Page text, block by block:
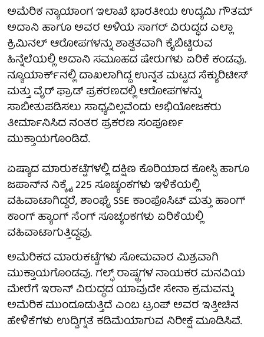
ಅಮೆರಿಕ ನ್ಯಾಯಾಂಗ ಇಲಾಖೆ ಭಾರತೀಯ ಉದ್ಯಮಿ ಗೌತಮ್
ಅದಾನಿ ಹಾಗೂ ಅವರ ಅಳಿಯ ಸಾಗರ್ ವಿರುದ್ಧದ ಎಲ್ಲಾ
ಕ್ರಿಮಿನಲ್ ಆರೋಪಗಳನ್ನು ಶಾಶ್ವತವಾಗಿ ಕೈಬಿಟ್ಟಿರುವ
ಹಿನ್ನೆಲೆಯಲ್ಲಿ ಅದಾನಿ ಸಮೂಹದ ಷೇರುಗಳು ಏರಿಕೆ ಕಂಡವು.
ನ್ಯೂಯಾರ್ಕ್‌ನಲ್ಲಿ ದಾಖಲಾಗಿದ್ದ ಉನ್ನತ ಮಟ್ಟದ ಸೆಕ್ಯುರಿಟೀಸ್
ಮತ್ತು ವೈರ್ ಫ್ರಾಡ್ ಪ್ರಕರಣದಲ್ಲಿ ಆರೋಪಗಳನ್ನು
ಸಾಬೀತುಪಡಿಸಲು ಸಾಧ್ಯವಿಲ್ಲವೆಂದು ಅಭಿಯೋಜಕರು
ತೀರ್ಮಾನಿಸಿದ ನಂತರ ಪ್ರಕರಣ ಸಂಪೂರ್ಣ
ಮುಕ್ತಾಯಗೊಂಡಿದೆ.
ಏಷ್ಯಾದ ಮಾರುಕಟ್ಟೆಗಳಲ್ಲಿ ದಕ್ಷಿಣ ಕೊರಿಯಾದ ಕೋಸ್ಪಿ ಹಾಗೂ
ಜಪಾನ್‌ನ ನಿಕ್ಕೈ 225 ಸೂಚ್ಯಂಕಗಳು ಇಳಿಕೆಯಲ್ಲಿ
ವಹಿವಾಟಾಗಿದ್ದರೆ, ಶಾಂಘೈ SSE ಕಾಂಪೊಸಿಟ್ ಮತ್ತು ಹಾಂಗ್
ಕಾಂಗ್ ಹ್ಯಾಂಗ್ ಸೆಂಗ್ ಸೂಚ್ಯಂಕಗಳು ಏರಿಕೆಯಲ್ಲಿ
ವಹಿವಾಟಾಗುತ್ತಿದ್ದವು.
ಅಮೆರಿಕದ ಮಾರುಕಟ್ಟೆಗಳು ಸೋಮವಾರ ಮಿಶ್ರವಾಗಿ
ಮುಕ್ತಾಯಗೊಂಡವು. ಗಲ್ಫ್ ರಾಷ್ಟ್ರಗಳ ನಾಯಕರ ಮನವಿಯ
ಮೇರೆಗೆ ಇರಾನ್ ವಿರುದ್ಧದ ಯಾವುದೇ ಸೇನಾ ಕ್ರಮವನ್ನು
ಅಮೆರಿಕ ಮುಂದೂಡುತ್ತಿದೆ ಎಂಬ ಟ್ರಂಪ್ ಅವರ ಇತ್ತೀಚಿನ
ಹೇಳಿಕೆಗಳು ಉದ್ವಿಗ್ನತೆ ಕಡಿಮೆಯಾಗುವ ನಿರೀಕ್ಷೆ ಮೂಡಿಸಿವೆ.